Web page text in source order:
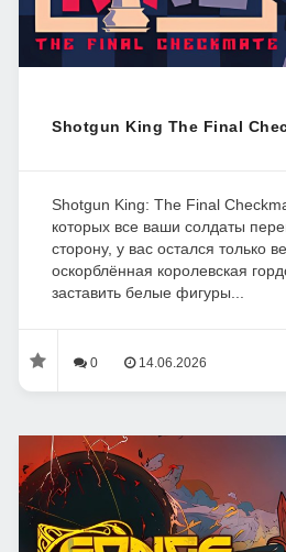
Shotgun King The Final
Shotgun King: The Final
которых все ваши солдаты
сторону, у вас остался только
оскорблённая королевская
заставить белые фигуры...
0 14.06.2026